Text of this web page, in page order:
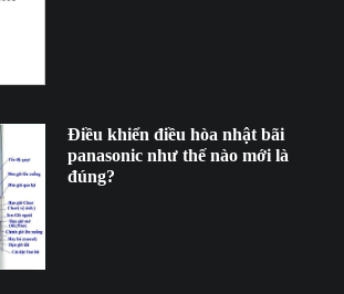
Điều khiển điều hòa nhật bãi
panasonic như thế nào mới là
đúng?